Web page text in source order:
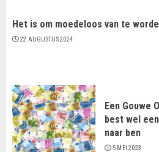
Het is om moedeloos van te
22 AUGUSTUS 2024
Een Gouwe
best wel
naar ben
5 MEI 2023